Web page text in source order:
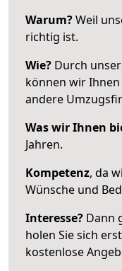
Warum?Weil
richtig ist.
Wie? Durch
können wir
andere
Was wir Ihnen
Jahren.
Kompetenz, da
Wünsche und
Interesse? Dann
holen Sie sich
kostenlose